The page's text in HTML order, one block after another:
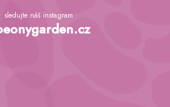
sledujte náš instagram